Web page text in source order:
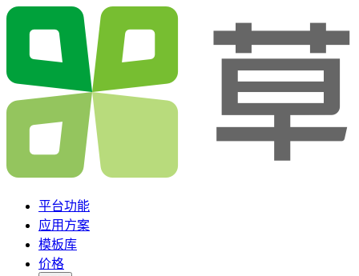
平台功能
应用方案
模板库
价格